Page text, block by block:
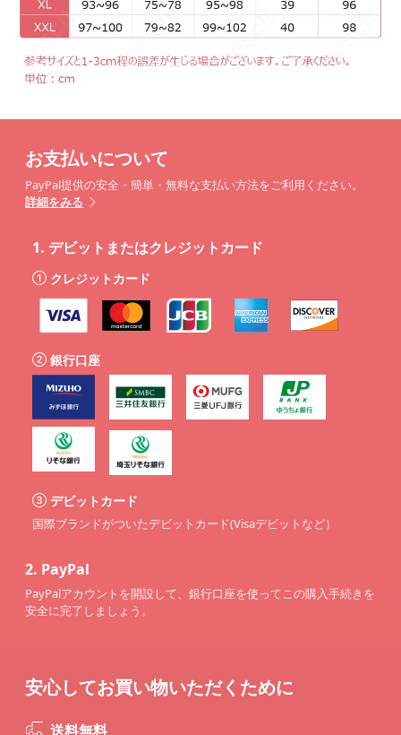
お支払いについて
PayPal提供の安全・簡単・無料な支払い方法をご利用ください。
詳細をみる
1. デビットまたはクレジットカード
クレジットカード
銀行口座
デビットカード
国際ブランドがついたデビットカード(Visaデビットなど）
2. PayPal
PayPalアカウントを開設して、銀行口座を使ってこの購入手続きを
安全に完了しましょう。
安心してお買い物いただくために
送料無料